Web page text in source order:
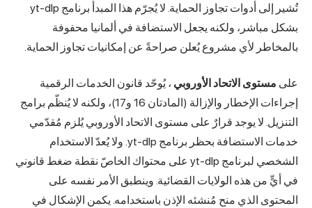
تُشير إلى أدوات تجاوز الحماية. لا يُجرّم هذا المبدأ برنامج yt-dlp
بشكل مباشر، ولكنه يجعل الاستضافة في ألمانيا محفوفة
بالمخاطر لأي مشروع يُعلن صراحةً عن إمكانيات تجاوز الحماية.
على مستوى الاتحاد الأوروبي ، يُوحّد قانون الخدمات الرقمية
إجراءات الإخطار والإزالة (المادتان 16 و17)، ولكنه لا يُنظّم برامج
التنزيل. لا يوجد قرارٌ على مستوى الاتحاد الأوروبي يُلزم مُقدّمي
خدمات الاستضافة بحظر برنامج yt-dlp. ولا يُعدّ الاستخدام
الشخصي لبرنامج yt-dlp على محتواك الخاصّ نقطة ضغط قانوني
في أيٍّ من هذه الولايات القضائية. وينطبق الأمر نفسه على
المحتوى الذي منح مُنشئه الإذن باستخدامه. يكمن الإشكال في